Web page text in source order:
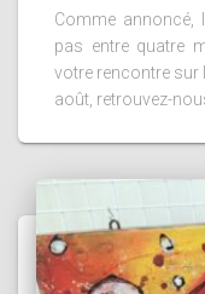
Comme annoncé,
pas entre quatre
votre rencontre sur
août, retrouvez-